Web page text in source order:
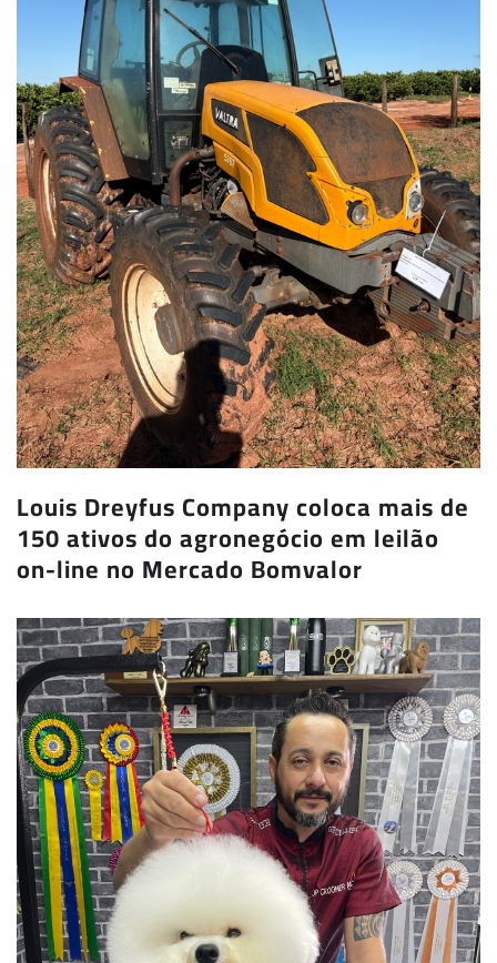
Louis Dreyfus Company coloca mais de
150 ativos do agronegócio em leilão
on-line no Mercado Bomvalor